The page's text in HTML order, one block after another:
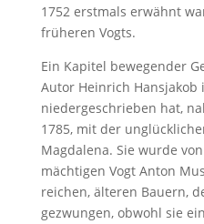
1752 erstmals erwähnt
früheren Vogts.
Ein Kapitel bewegender
Autor Heinrich Hansjakob
niedergeschrieben hat,
1785, mit der
Magdalena. Sie wurde
mächtigen Vogt Anton
reichen, älteren Bauern,
gezwungen, obwohl sie